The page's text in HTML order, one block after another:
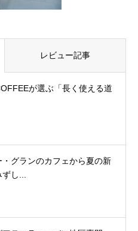
レビュー記事
が選ぶ「長く使える道
・グランのカフェから夏の新
し...